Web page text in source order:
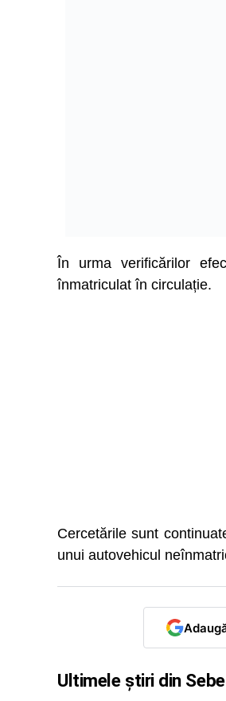
În urma verificărilor
înmatriculat în circulație.
Cercetările sunt
unui autovehicul
Ultimele știri din